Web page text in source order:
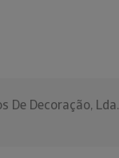
De Decoração, Lda.